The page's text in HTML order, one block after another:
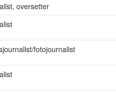
oversetter
fotojournalist